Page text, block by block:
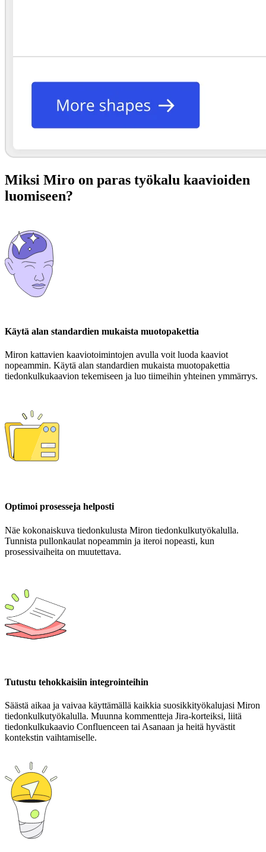
Miksi Miro on paras työkalu kaavioiden
luomiseen?
Käytä alan standardien mukaista muotopakettia
Miron kattavien kaaviotoimintojen avulla voit luoda kaaviot
nopeammin. Käytä alan standardien mukaista muotopakettia
tiedonkulkukaavion tekemiseen ja luo tiimeihin yhteinen ymmärrys.
Optimoi prosesseja helposti
Näe kokonaiskuva tiedonkulusta Miron tiedonkulkutyökalulla.
Tunnista pullonkaulat nopeammin ja iteroi nopeasti, kun
prosessivaiheita on muutettava.
Tutustu tehokkaisiin integrointeihin
Säästä aikaa ja vaivaa käyttämällä kaikkia suosikkityökalujasi Miron
tiedonkulkutyökalulla. Muunna kommentteja Jira-korteiksi, liitä
tiedonkulkukaavio Confluenceen tai Asanaan ja heitä hyvästit
kontekstin vaihtamiselle.